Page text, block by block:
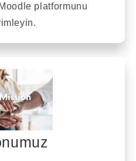
platformunu